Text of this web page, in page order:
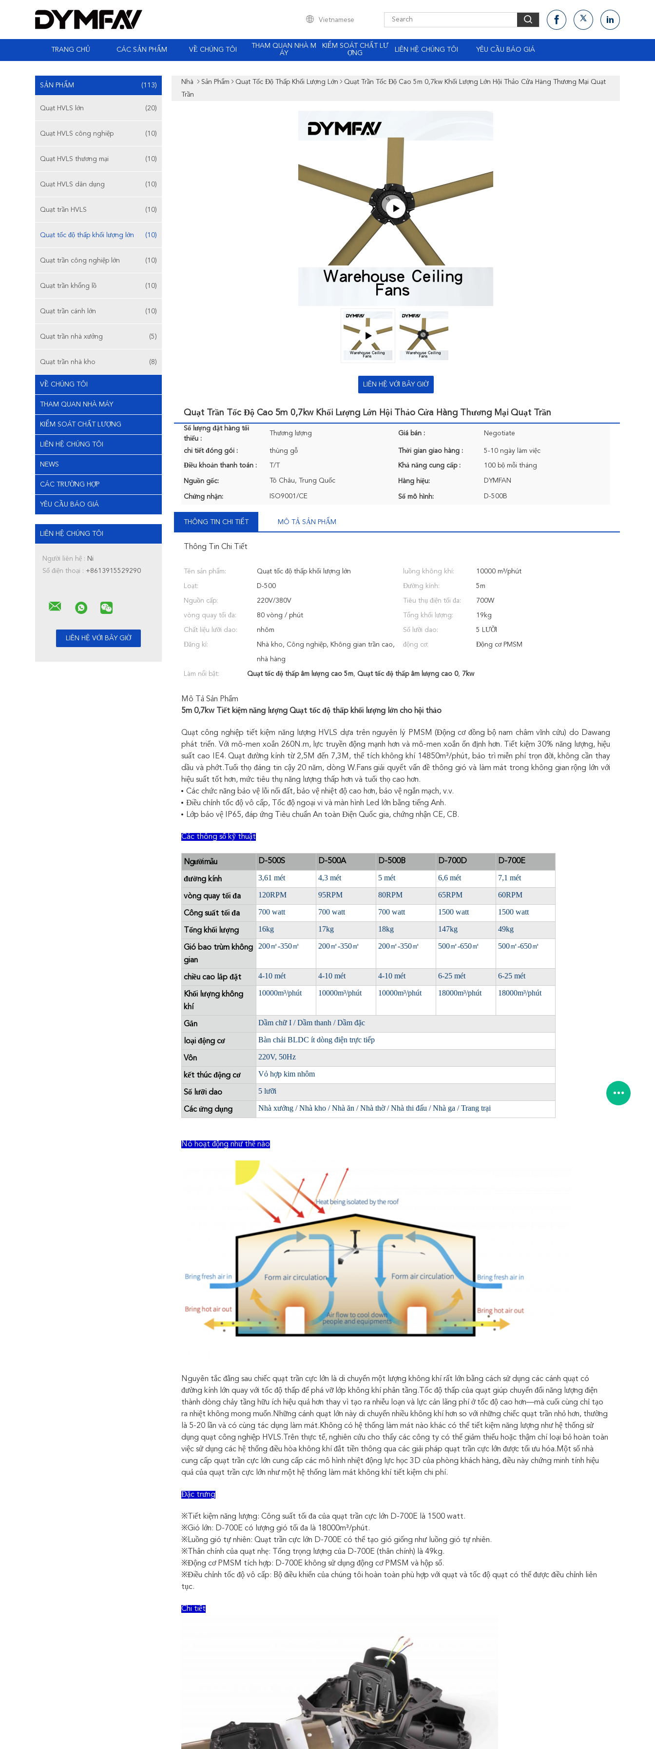
Vietnamese
TRANG CHỦ CÁC SẢN PHẨM VỀ CHÚNG TÔI
THAM QUAN NHÀ M
ÁY
KIỂM SOÁT CHẤT LƯ
ỢNG
LIÊN HỆ CHÚNG TÔI YÊU CẦU BÁO GIÁ
SẢN PHẨM (113)
Quạt HVLS lớn (20)
Quạt HVLS công nghiệp (10)
Quạt HVLS thương mại (10)
Quạt HVLS dân dụng (10)
Quạt trần HVLS (10)
Quạt tốc độ thấp khối lượng lớn (10)
Quạt trần công nghiệp lớn (10)
Quạt trần khổng lồ (10)
Quạt trần cánh lớn (10)
Quạt trần nhà xưởng (5)
Quạt trần nhà kho (8)
VỀ CHÚNG TÔI
THAM QUAN NHÀ MÁY
KIỂM SOÁT CHẤT LƯỢNG
LIÊN HỆ CHÚNG TÔI
NEWS
CÁC TRƯỜNG HỢP
YÊU CẦU BÁO GIÁ
LIÊN HỆ CHÚNG TÔI
Người liên hệ : Ni
Số điện thoại : +8613915529290
Nhà Sản Phẩm Quạt Tốc Độ Thấp Khối Lượng Lớn
Quạt Trần Tốc Độ Cao 5m 0,7kw Khối Lượng Lớn Hội Thảo Cửa Hàng Thương Mại Quạt
Trần
LIÊN HỆ VỚI BÂY GIỜ
Quạt Trần Tốc Độ Cao 5m 0,7kw Khối Lượng Lớn Hội Thảo Cửa Hàng Thương Mại Quạt Trần
Số lượng đặt hàng tối
thiểu :
Thương lượng Giá bán : Negotiate
chi tiết đóng gói : thùng gỗ Thời gian giao hàng : 5-10 ngày làm việc
Điều khoản thanh toán : T/T Khả năng cung cấp : 100 bộ mỗi tháng
Nguồn gốc: Tô Châu, Trung Quốc Hàng hiệu: DYMFAN
Chứng nhận: ISO9001/CE Số mô hình: D-500B
THÔNG TIN CHI TIẾT MÔ TẢ SẢN PHẨM
Thông Tin Chi Tiết
Tên sản phẩm: Quạt tốc độ thấp khối lượng lớn luồng không khí: 10000 m³/phút
Loạt: D-500 Đường kính: 5m
Nguồn cấp: 220V/380V Tiêu thụ điện tối đa: 700W
vòng quay tối đa: 80 vòng / phút Tổng khối lượng: 19kg
Chất liệu lưỡi dao: nhôm Số lưỡi dao: 5 LƯỠI
Đăng kí: Nhà kho, Công nghiệp, Không gian trần cao,
nhà hàng
động cơ: Động cơ PMSM
Làm nổi bật: Quạt tốc độ thấp âm lượng cao 5m, Quạt tốc độ thấp âm lượng cao 0, 7kw
Mô Tả Sản Phẩm
5m 0,7kw Tiết kiệm năng lượng Quạt tốc độ thấp khối lượng lớn cho hội thảo
Quạt công nghiệp tiết kiệm năng lượng HVLS dựa trên nguyên lý PMSM (Động cơ đồng bộ nam châm vĩnh cửu) do Dawang
phát triển. Với mô-men xoắn 260N.m, lực truyền động mạnh hơn và mô-men xoắn ổn định hơn. Tiết kiệm 30% năng lượng, hiệu
suất cao IE4. Quạt đường kính từ 2,5M đến 7,3M, thể tích không khí 14850m³/phút, bảo trì miễn phí trọn đời, không cần thay
dầu và phớt.Tuổi thọ đáng tin cậy 20 năm, dòng W.Fans giải quyết vấn đề thông gió và làm mát trong không gian rộng lớn với
hiệu suất tốt hơn, mức tiêu thụ năng lượng thấp hơn và tuổi thọ cao hơn.
Các chức năng bảo vệ lỗi nối đất, bảo vệ nhiệt độ cao hơn, bảo vệ ngắn mạch, v.v.
Điều chỉnh tốc độ vô cấp, Tốc độ ngoại vi và màn hình Led lớn bằng tiếng Anh.
Lớp bảo vệ IP65, đáp ứng Tiêu chuẩn An toàn Điện Quốc gia, chứng nhận CE, CB.
Các thông số kỹ thuật
Người mẫu D-500S D-500A D-500B D-700D D-700E
đường kính 3,61 mét 4,3 mét 5 mét 6,6 mét 7,1 mét
vòng quay tối đa 120RPM 95RPM 80RPM 65RPM 60RPM
Công suất tối đa 700 watt 700 watt 700 watt 1500 watt 1500 watt
Tổng khối lượng 16kg 17kg 18kg 147kg 49kg
Gió bao trùm không
gian
200㎡-350㎡ 200㎡-350㎡ 200㎡-350㎡ 500㎡-650㎡ 500㎡-650㎡
chiều cao lắp đặt 4-10 mét 4-10 mét 4-10 mét 6-25 mét 6-25 mét
Khối lượng không
khí
10000m³/phút 10000m³/phút 10000m³/phút 18000m³/phút 18000m³/phút
Gắn Dầm chữ I / Dầm thanh / Dầm đặc
loại động cơ Bàn chải BLDC ít dòng điện trực tiếp
Vôn 220V, 50Hz
kết thúc động cơ Vỏ hợp kim nhôm
Số lưỡi dao 5 lưỡi
Các ứng dụng Nhà xưởng / Nhà kho / Nhà ăn / Nhà thờ / Nhà thi đấu / Nhà ga / Trang trại
Nó hoạt động như thế nào
Nguyên tắc đằng sau chiếc quạt trần cực lớn là di chuyển một lượng không khí rất lớn bằng cách sử dụng các cánh quạt có
đường kính lớn quay với tốc độ thấp để phá vỡ lớp không khí phân tầng.Tốc độ thấp của quạt giúp chuyển đổi năng lượng điện
thành dòng chảy tầng hữu ích hiệu quả hơn thay vì tạo ra nhiễu loạn và lực cản lãng phí ở tốc độ cao hơn—mà cuối cùng chỉ tạo
ra nhiệt không mong muốn.Những cánh quạt lớn này di chuyển nhiều không khí hơn so với những chiếc quạt trần nhỏ hơn, thường
là 5-20 lần và có cùng tác dụng làm mát.Không có hệ thống làm mát nào khác có thể tiết kiệm năng lượng như hệ thống sử
dụng quạt công nghiệp HVLS.Trên thực tế, nghiên cứu cho thấy các công ty có thể giảm thiểu hoặc thậm chí loại bỏ hoàn toàn
việc sử dụng các hệ thống điều hòa không khí đắt tiền thông qua các giải pháp quạt trần cực lớn được tối ưu hóa.Một số nhà
cung cấp quạt trần cực lớn cung cấp các mô hình nhiệt động lực học 3D của phòng khách hàng, điều này chứng minh tính hiệu
quả của quạt trần cực lớn như một hệ thống làm mát không khí tiết kiệm chi phí.
Đặc trưng
※Tiết kiệm năng lượng: Công suất tối đa của quạt trần cực lớn D-700E là 1500 watt.
※Gió lớn: D-700E có lượng gió tối đa là 18000m³/phút.
※Luồng gió tự nhiên: Quạt trần cực lớn D-700E có thể tạo gió giống như luồng gió tự nhiên.
※Thân chính của quạt nhẹ: Tổng trọng lượng của D-700E (thân chính) là 49kg.
※Động cơ PMSM tích hợp: D-700E không sử dụng động cơ PMSM và hộp số.
※Điều chỉnh tốc độ vô cấp: Bộ điều khiển của chúng tôi hoàn toàn phù hợp với quạt và tốc độ quạt có thể được điều chỉnh liên
tục.
Chi tiết